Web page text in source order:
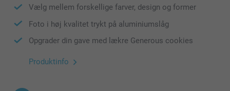
Vælg mellem forskellige farver, design og former
Foto i høj kvalitet trykt på aluminiumslåg
Opgrader din gave med lækre Generous cookies
Produktinfo